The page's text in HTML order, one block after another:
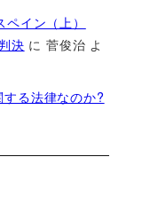
イン（上）
決 に菅俊治 よ
る法律なのか?